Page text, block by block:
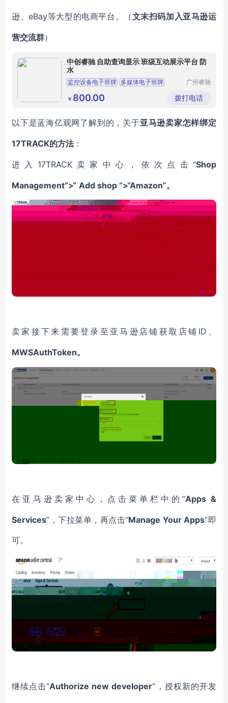
逊、eBay等大型的电商平台。（文末扫码加 入亚马逊运
营交流群）
中创睿驰 自助查询显示 班级互动展示平台 防
水
监控设备电子班牌 多媒体电子班牌
信息互通系统
班级互动展示平台
广州睿驰
公司
￥ 800.00 拨打电话
以下是蓝海亿观网了解到的，关于亚马逊卖家怎样绑定
17TRACK的方法：
进入 17TRACK卖家中心，依次点击“Shop
Management”>“ Add shop ”>“Amazon”。
卖家接下来需要登录至亚马逊店铺获取店铺 ID、
MWSAuthToken。
在亚马逊卖家中心，点击菜单栏中的“Apps &
Services”，下拉菜单，再点击“Manage Your Apps”即
可。
继续点击“Authorize new developer”，授权新的开发